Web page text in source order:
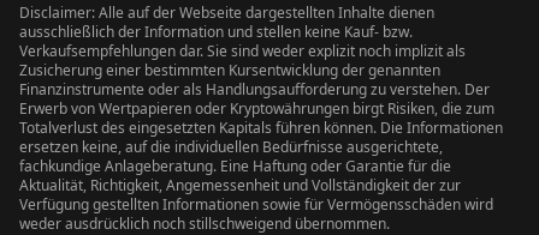
Disclaimer: Alle auf der Webseite dargestellten Inhalte dienen
ausschließlich der Information und stellen keine Kauf- bzw.
Verkaufsempfehlungen dar. Sie sind weder explizit noch implizit als
Zusicherung einer bestimmten Kursentwicklung der genannten
Finanzinstrumente oder als Handlungsaufforderung zu verstehen. Der
Erwerb von Wertpapieren oder Kryptowährungen birgt Risiken, die zum
Totalverlust des eingesetzten Kapitals führen können. Die Informationen
ersetzen keine, auf die individuellen Bedürfnisse ausgerichtete,
fachkundige Anlageberatung. Eine Haftung oder Garantie für die
Aktualität, Richtigkeit, Angemessenheit und Vollständigkeit der zur
Verfügung gestellten Informationen sowie für Vermögensschäden wird
weder ausdrücklich noch stillschweigend übernommen.